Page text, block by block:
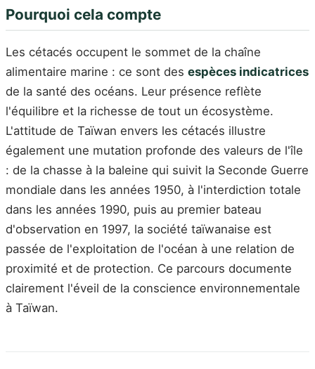
Pourquoi cela compte
Les cétacés occupent le sommet de la chaîne
alimentaire marine : ce sont des espèces indicatrices
de la santé des océans. Leur présence reflète
l'équilibre et la richesse de tout un écosystème.
L'attitude de Taïwan envers les cétacés illustre
également une mutation profonde des valeurs de l'île
: de la chasse à la baleine qui suivit la Seconde Guerre
mondiale dans les années 1950, à l'interdiction totale
dans les années 1990, puis au premier bateau
d'observation en 1997, la société taïwanaise est
passée de l'exploitation de l'océan à une relation de
proximité et de protection. Ce parcours documente
clairement l'éveil de la conscience environnementale
à Taïwan.